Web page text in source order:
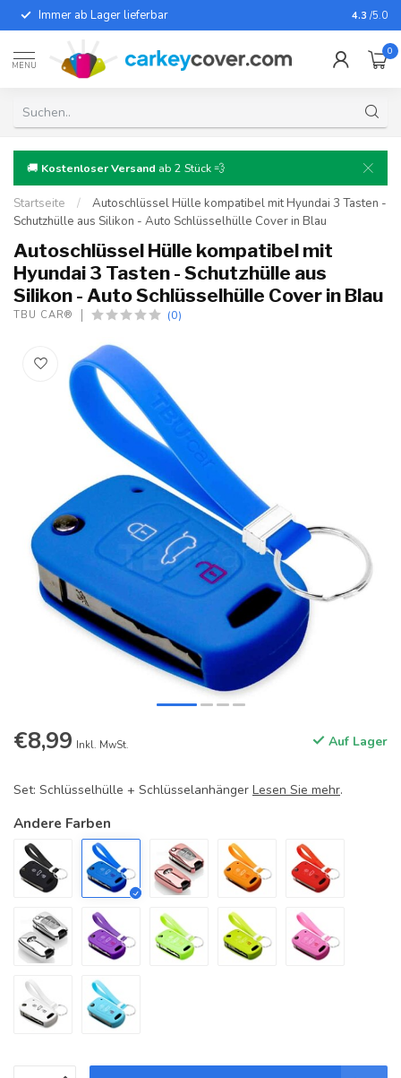
Immer ab Lager lieferbar Für fast
4.3 /5.0
MENU
0
🚚 Kostenloser Versand ab 2 Stück 💨
Startseite /
Autoschlüssel Hülle kompatibel mit Hyundai 3 Tasten -
Schutzhülle aus Silikon - Auto Schlüsselhülle Cover in Blau
Autoschlüssel Hülle kompatibel mit
Hyundai 3 Tasten - Schutzhülle aus
Silikon - Auto Schlüsselhülle Cover in Blau
TBU CAR® (0)
€8,99 Inkl. MwSt. Auf Lager
Set: Schlüsselhülle + Schlüsselanhänger Lesen Sie mehr.
Andere Farben